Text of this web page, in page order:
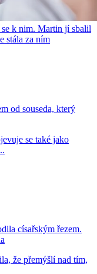
k nim. Martin jí sbalil
stála za ním
od souseda, který
se také jako
císařským řezem.
že přemýšlí nad tím,